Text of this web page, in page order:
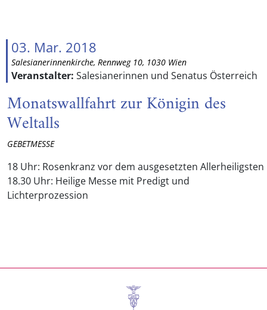
03. Mar. 2018
Salesianerinnenkirche, Rennweg 10, 1030 Wien
Veranstalter: Salesianerinnen und Senatus Österreich
Monatswallfahrt zur Königin des
Weltalls
GEBETMESSE
18 Uhr: Rosenkranz vor dem ausgesetzten Allerheiligsten
18.30 Uhr: Heilige Messe mit Predigt und
Lichterprozession